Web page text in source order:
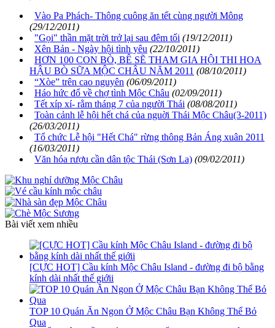
Vào Pa Phách- Thông cuông ăn tết cùng người Mông
(29/12/2011)
"Gọi" thần mặt trời trở lại sau đêm tối (19/12/2011)
Xên Bản - Ngày hội tình yêu (22/10/2011)
HƠN 100 CON BÒ, BÊ SẼ THAM GIA HỘI THI HOA
HẬU BÒ SỮA MỘC CHÂU NĂM 2011 (08/10/2011)
“Xòe” trên cao nguyên (06/09/2011)
Háo hức đổ về chợ tình Mộc Châu (02/09/2011)
Tết xíp xí- rằm tháng 7 của người Thái (08/08/2011)
Toàn cảnh lễ hội hết chá của nguời Thái Mộc Châu(3-2011)
(26/03/2011)
Tổ chức Lễ hội "Hết Chá" rừng thông Bản Áng xuân 2011
(16/03/2011)
Văn hóa rượu cần dân tộc Thái (Sơn La) (09/02/2011)
Bài viết xem nhiều
[CỰC HOT] Cầu kính Mộc Châu Island - đường đi bộ bằng
kính dài nhất thế giớii
TOP 10 Quán Ăn Ngon Ở Mộc Châu Bạn Không Thể Bỏ
Qua